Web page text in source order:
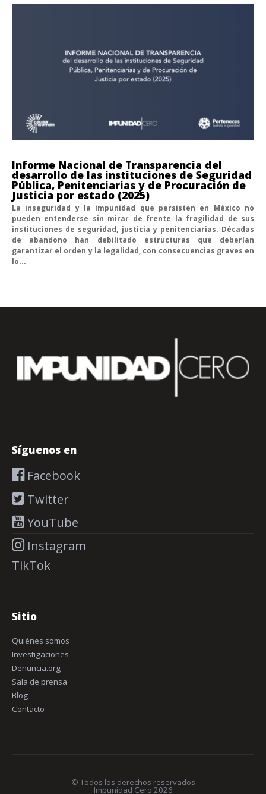
Informe Nacional de Transparencia del
desarrollo de las instituciones de Seguridad
Pública, Penitenciarias y de Procuración de
Justicia por estado (2025)
La inseguridad y la impunidad que persisten en México no
pueden entenderse sin mirar de frente la fragilidad de sus
instituciones de seguridad, justicia y penitenciarias. Décadas
de abandono han debilitado estructuras que deberían
garantizar el orden y la legalidad, con consecuencias graves en
lo...
Síguenos en
Facebook
Twitter
YouTube
Instagram
TikTok
Sitio
Quiénes somos
Investigaciones
Denuncia.org
Sala de prensa
Blog
Contacto
© Todos los derechos reservados
Impunidad Cero 2026